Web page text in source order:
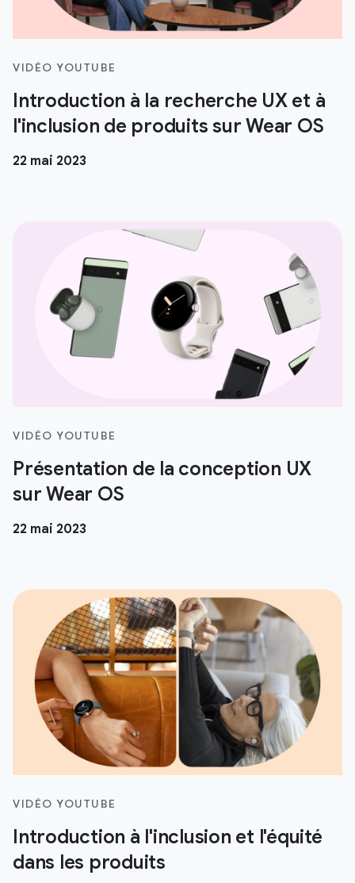
VIDÉO YOUTUBE
Introduction à la recherche UX et à
l'inclusion de produits sur Wear OS
22 mai 2023
VIDÉO YOUTUBE
Présentation de la conception UX
sur Wear OS
22 mai 2023
VIDÉO YOUTUBE
Introduction à l'inclusion et l'équité
dans les produits